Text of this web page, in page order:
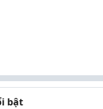
bật